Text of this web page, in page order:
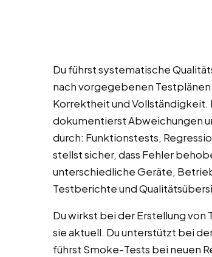
Du führst systematische
nach vorgegebenen
Korrektheit und Vollständigkeit.
dokumentierst Abweichungen
durch: Funktionstests,
stellst sicher, dass Fehler
unterschiedliche Geräte,
Testberichte und
Du wirkst bei der Erstellung
sie aktuell. Du unterstützt bei
führst Smoke-Tests bei neuen